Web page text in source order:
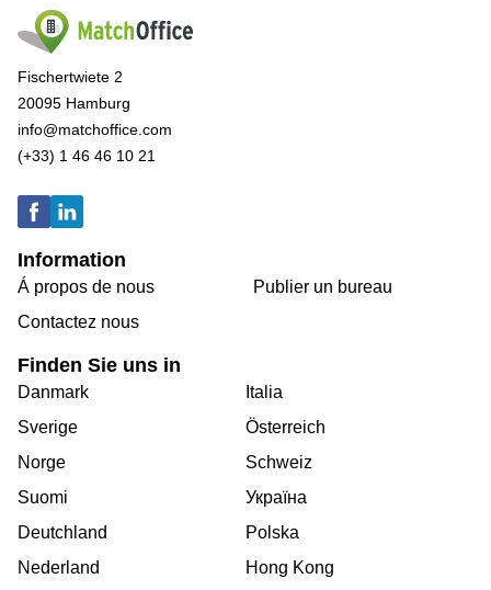
Fischertwiete 2
20095 Hamburg
info@matchoffice.com
(+33) 1 46 46 10 21
Information
Á propos de nous
Contactez nous
Publier un bureau
Finden Sie uns in
Danmark
Sverige
Norge
Suomi
Deutchland
Nederland
Italia
Österreich
Schweiz
Україна
Polska
Hong Kong